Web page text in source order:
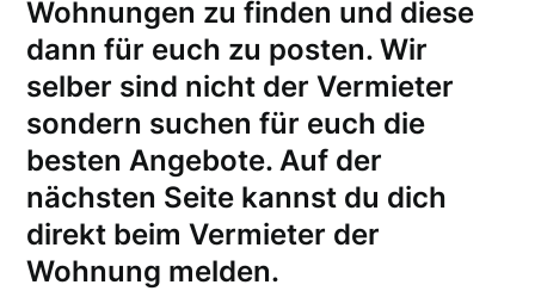
Wohnungen zu finden und diese
dann für euch zu posten. Wir
selber sind nicht der Vermieter
sondern suchen für euch die
besten Angebote. Auf der
nächsten Seite kannst du dich
direkt beim Vermieter der
Wohnung melden.